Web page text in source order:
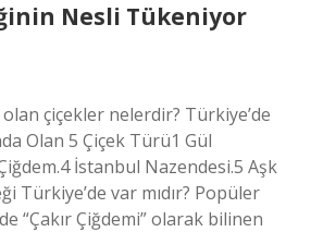
Nesli Tükeniyor
çiçekler nelerdir? Türkiye’de
Olan 5 Çiçek Türü1 Gül
İstanbul Nazendesi.5 Aşk
Türkiye’de var mıdır? Popüler
“Çakır Çiğdemi” olarak bilinen